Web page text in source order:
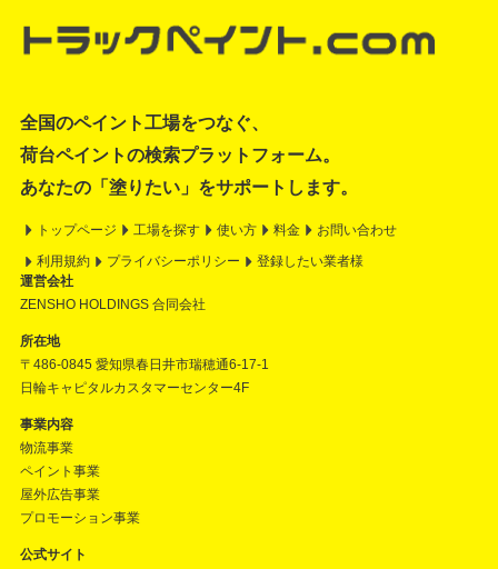
全国のペイント工場をつなぐ、
荷台ペイントの検索プラットフォーム。
あなたの「塗りたい」をサポートします。
トップページ 工場を探す 使い方 料金 お問い合わせ
利用規約 プライバシーポリシー
登録したい業者様
運営会社
ZENSHO HOLDINGS 合同会社
所在地
〒486-0845 愛知県春日井市瑞穂通6-17-1
日輪キャピタルカスタマーセンター4F
事業内容
物流事業
ペイント事業
屋外広告事業
プロモーション事業
公式サイト